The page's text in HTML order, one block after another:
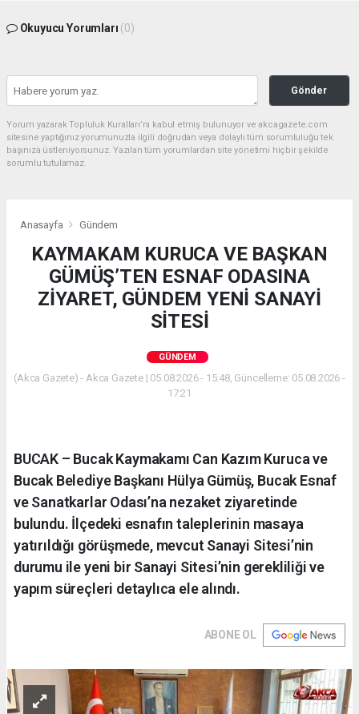
Okuyucu Yorumları (0)
Gönder
Yorum yazarak Topluluk Kuralları’nı kabul etmiş bulunuyor ve akcagazete.com
sitesine yaptığınız yorumunuzla ilgili doğrudan veya dolaylı tüm sorumluluğu tek
başınıza üstleniyorsunuz. Yazılan tüm yorumlardan site yönetimi hiçbir şekilde
sorumlu tutulamaz.
Anasayfa Gündem
KAYMAKAM KURUCA VE BAŞKAN
GÜMÜŞ’TEN ESNAF ODASINA
ZİYARET, GÜNDEM YENİ SANAYİ
SİTESİ
GÜNDEM
(Akca Gazete) - Akca Gazete | 05.08.2026 - 15:48, Güncelleme: 05.08.2026 -
17:21
BUCAK – Bucak Kaymakamı Can Kazım Kuruca ve
Bucak Belediye Başkanı Hülya Gümüş, Bucak Esnaf
ve Sanatkarlar Odası’na nezaket ziyaretinde
bulundu. İlçedeki esnafın taleplerinin masaya
yatırıldığı görüşmede, mevcut Sanayi Sitesi’nin
durumu ile yeni bir Sanayi Sitesi’nin gerekliliği ve
yapım süreçleri detaylıca ele alındı.
ABONE OL